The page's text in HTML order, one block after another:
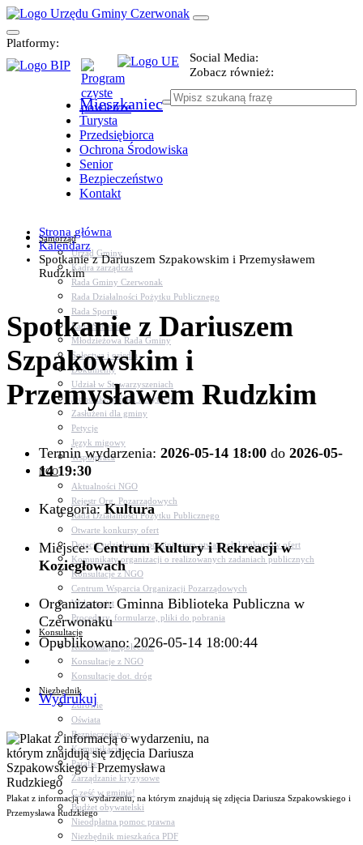
Platformy:
Social Media:
Zobacz również:
Mieszkaniec
Turysta
Przedsiębiorca
Ochrona Środowiska
Senior
Bezpieczeństwo
Kontakt
Samorząd
Urząd Gminy
Kadra zarządcza
Rada Gminy Czerwonak
Rada Działalności Pożytku Publicznego
Rada Sportu
Rada Seniorów
Młodzieżowa Rada Gminy
Sołectwa i osiedla
Dokumenty
Udział w Stowarzyszeniach
Jednostki, spółki, instytucje
Zasłużeni dla gminy
Petycje
Język migowy
Współpraca
NGO
Aktualności NGO
Rejestr Org. Pozarządowych
Rada Działalności Pożytku Publicznego
Otwarte konkursy ofert
Dotacje udzielone z pominięciem otwartych konkursów ofert
Komunikaty organizacji o realizowanych zadaniach publicznych
Konsultacje z NGO
Centrum Wsparcia Organizacji Pozarządowych
Wolontariat
Procedury, formularze, pliki do pobrania
Konsultacje
Konsultacje społeczne
Konsultacje z NGO
Konsultacje dot. dróg
Niezbędnik
Zdrowie
Oświata
Bezpieczeństwo
Komunikacja
Parafie
Zarządzanie kryzysowe
C.ześć w gminie!
Budżet obywatelski
Nieodpłatna pomoc prawna
Niezbędnik mieszkańca PDF
Strona główna
Kalendarz
Spotkanie z Dariuszem Szpakowskim i Przemysławem
Rudzkim
Spotkanie z Dariuszem
Szpakowskim i
Przemysławem Rudzkim
Termin wydarzenia: 2026-05-14 18:00 do 2026-05-
14 19:30
Kategoria:Kultura
Miejsce:Centrum Kultury i Rekreacji w
Koziegłowach
Organizator: Gminna Biblioteka Publiczna w
Czerwonaku
Opublikowano: 2026-05-14 18:00:44
Wydrukuj
Plakat z informacją o wydarzeniu, na którym znajdują się zdjęcia Dariusza Szpakowskiego i
Przemysława Rudzkiego